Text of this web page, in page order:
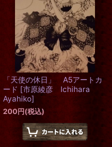
「天使の休日」 A5アートカ
ード [市原綾彦 Ichihara
Ayahiko]
200円(税込)